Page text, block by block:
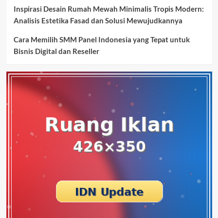
Inspirasi Desain Rumah Mewah Minimalis Tropis Modern:
Analisis Estetika Fasad dan Solusi Mewujudkannya
Cara Memilih SMM Panel Indonesia yang Tepat untuk
Bisnis Digital dan Reseller